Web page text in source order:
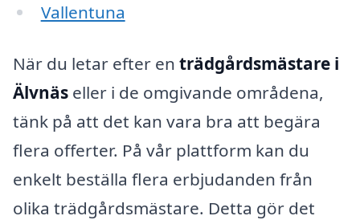
Vallentuna
När du letar efter en trädgårdsmästare i
Älvnäs eller i de omgivande områdena,
tänk på att det kan vara bra att begära
flera offerter. På vår plattform kan du
enkelt beställa flera erbjudanden från
olika trädgårdsmästare. Detta gör det